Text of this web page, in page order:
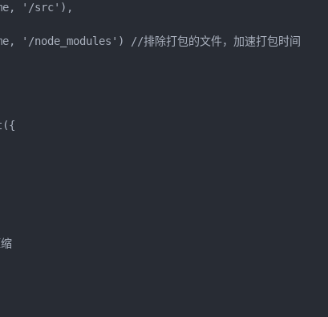
'/src'),
'/node_modules') //排除打包的文件，加速打包时间